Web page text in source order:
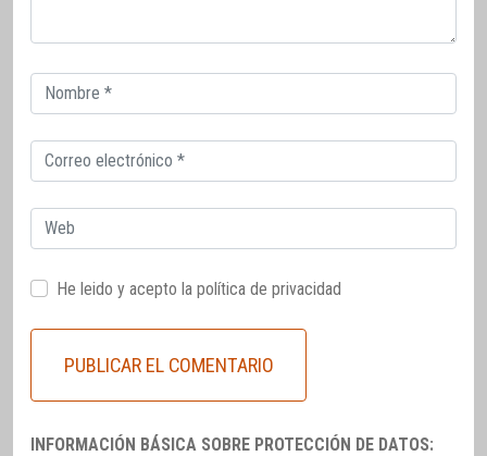
Correo
electrónico
Correo
electrónico
Web
He leido y acepto la política de privacidad
INFORMACIÓN BÁSICA SOBRE PROTECCIÓN DE DATOS: